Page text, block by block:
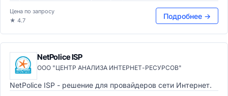
Цена по запросу
★ 4.7
Подробнее →
NetPolice ISP
ООО "ЦЕНТР АНАЛИЗА ИНТЕРНЕТ-РЕСУРСОВ"
NetPolice ISP - решение для провайдеров сети Интернет.